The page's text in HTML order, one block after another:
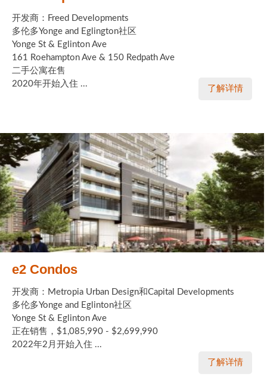
开发商：Freed Developments
多伦多Yonge and Eglington社区
Yonge St & Eglinton Ave
161 Roehampton Ave & 150 Redpath Ave
二手公寓在售
2020年开始入住 ...
了解详情
e2 Condos
开发商：Metropia Urban Design和Capital Developments
多伦多Yonge and Eglinton社区
Yonge St & Eglinton Ave
正在销售，$1,085,990 - $2,699,990
2022年2月开始入住 ...
了解详情